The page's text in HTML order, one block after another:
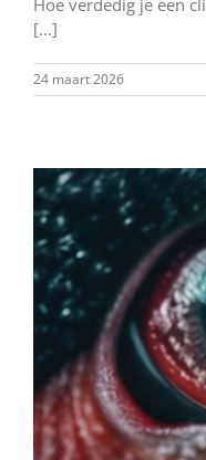
Hoe verdedig je een
[...]
24 maart 2026